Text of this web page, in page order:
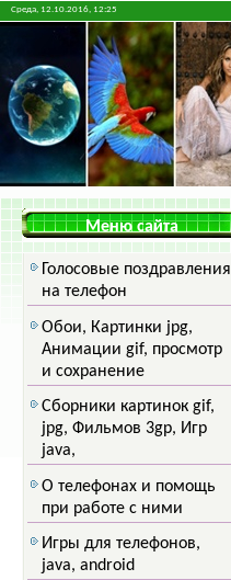
Среда, 12.10.2016, 12:25
Меню сайта
Голосовые поздравления
на телефон
Обои, Картинки jpg,
Анимации gif, просмотр
и сохранение
Сборники картинок gif,
jpg, Фильмов 3gp, Игр
java,
О телефонах и помощь
при работе с ними
Игры для телефонов,
java, android